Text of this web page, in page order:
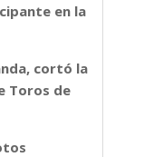
en la
cortó la
Toros de